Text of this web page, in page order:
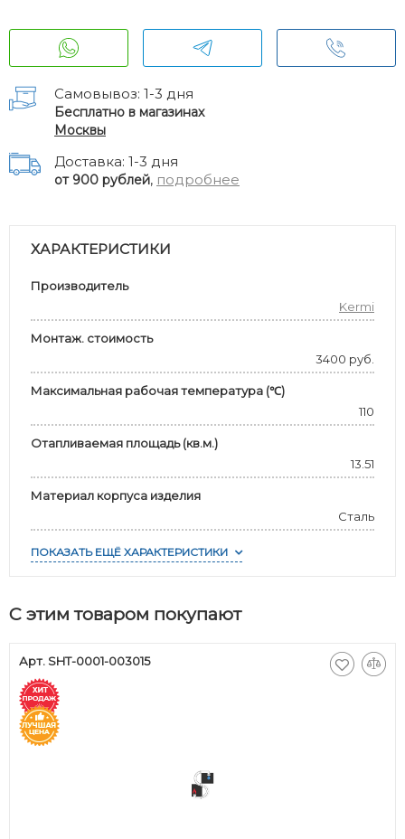
Самовывоз: 1-3 дня
Бесплатно в магазинах
Москвы
Доставка: 1-3 дня
от 900 рублей, подробнее
ХАРАКТЕРИСТИКИ
Производитель
Kermi
Монтаж. стоимость
3400 руб.
Максимальная рабочая температура (℃)
110
Отапливаемая площадь (кв.м.)
13.51
Материал корпуса изделия
Сталь
ПОКАЗАТЬ ЕЩЁ ХАРАКТЕРИСТИКИ
С этим товаром покупают
Арт. SHT-0001-003015